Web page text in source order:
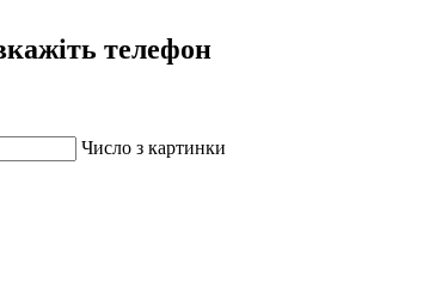
телефон
Число з картинки